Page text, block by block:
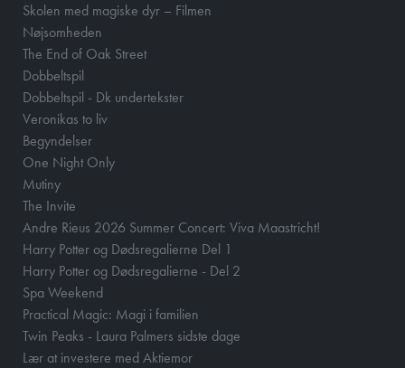
Skolen med magiske dyr – Filmen
Nøjsomheden
The End of Oak Street
Dobbeltspil
Dobbeltspil - Dk undertekster
Veronikas to liv
Begyndelser
One Night Only
Mutiny
The Invite
Andre Rieus 2026 Summer Concert: Viva Maastricht!
Harry Potter og Dødsregalierne Del 1
Harry Potter og Dødsregalierne - Del 2
Spa Weekend
Practical Magic: Magi i familien
Twin Peaks - Laura Palmers sidste dage
Lær at investere med Aktiemor